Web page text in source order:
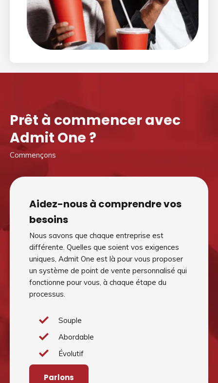
Prêt à commencer avec
Admit One ?
Commençons
Aidez-nous à comprendre vos
besoins
Nous savons que chaque entreprise est
différente. Quelles que soient vos exigences
uniques, Admit One est là pour vous proposer
un système de point de vente personnalisé qui
fonctionne pour vous, à chaque étape du
processus.
Souple
Abordable
Évolutif
Parlons